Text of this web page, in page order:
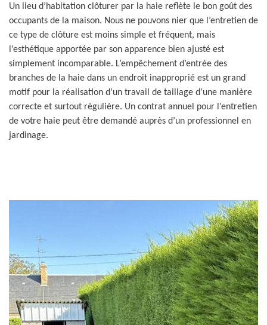
Un lieu d’habitation clôturer par la haie reflète le bon goût des
occupants de la maison. Nous ne pouvons nier que l’entretien de
ce type de clôture est moins simple et fréquent, mais
l’esthétique apportée par son apparence bien ajusté est
simplement incomparable. L’empêchement d’entrée des
branches de la haie dans un endroit inapproprié est un grand
motif pour la réalisation d’un travail de taillage d’une manière
correcte et surtout régulière. Un contrat annuel pour l’entretien
de votre haie peut être demandé auprès d’un professionnel en
jardinage.